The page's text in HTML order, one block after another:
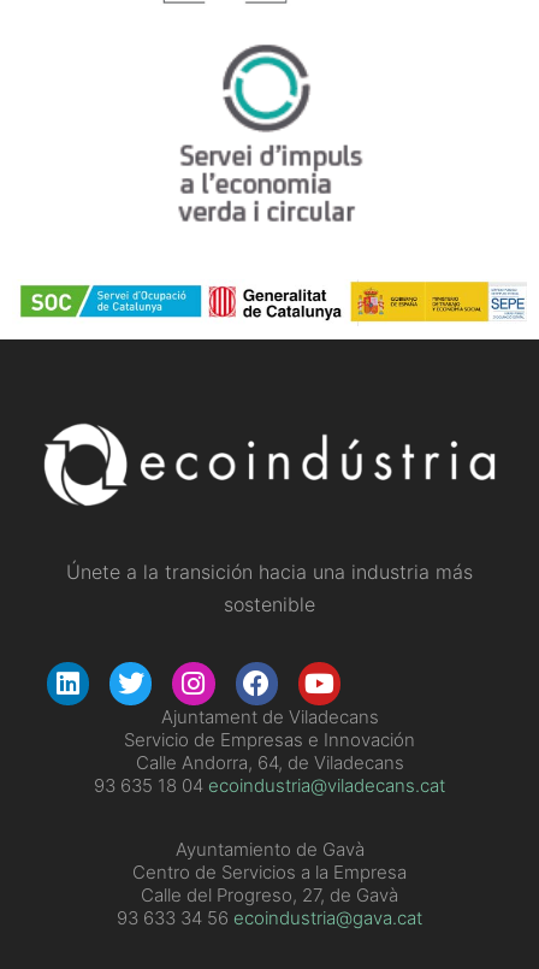
Únete a la transición hacia una industria más
sostenible
Ajuntament de Viladecans
Servicio de Empresas e Innovación
Calle Andorra, 64, de Viladecans
93 635 18 04 ecoindustria@viladecans.cat
Ayuntamiento de Gavà
Centro de Servicios a la Empresa
Calle del Progreso, 27, de Gavà
93 633 34 56 ecoindustria@gava.cat